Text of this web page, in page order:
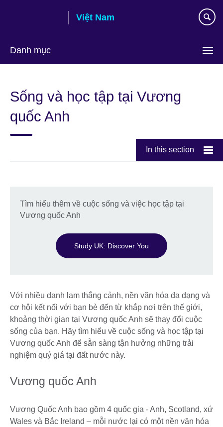
Việt Nam
Danh mục
language
Sống và học tập tại Vương
quốc Anh
In this section
Tìm hiểu thêm về cuộc sống và việc học tập tại
Vương quốc Anh
Study UK: Discover You
Với nhiều danh lam thắng cảnh, nền văn hóa đa dạng và
cơ hội kết nối với bạn bè đến từ khắp nơi trên thế giới,
khoảng thời gian tại Vương quốc Anh sẽ thay đổi cuộc
sống của bạn. Hãy tìm hiểu về cuộc sống và học tập tại
Vương quốc Anh để sẵn sàng tận hưởng những trải
nghiệm quý giá tại đất nước này.
Vương quốc Anh
Vương Quốc Anh bao gồm 4 quốc gia - Anh, Scotland, xứ
Wales và Bắc Ireland – mỗi nước lại có một nền văn hóa